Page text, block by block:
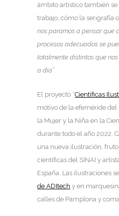
ámbito artístico también
trabajo, cómo la serigrafía
nos paramos a pensar que
procesos adecuados se
totalmente distintos que
a día”.
El proyecto “Científicas
motivo de la efeméride del
la Mujer y la Niña en la
durante todo el año 2022.
una nueva ilustración,
científicas del SINAI y
España. Las ilustraciones
de ADItech y en
calles de Pamplona y